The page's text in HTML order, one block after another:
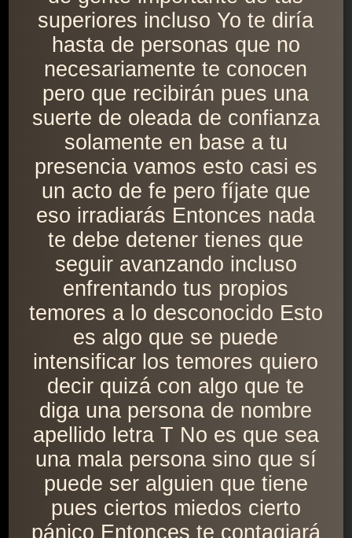
superiores incluso Yo te diría
hasta de personas que no
necesariamente te conocen
pero que recibirán pues una
suerte de oleada de confianza
solamente en base a tu
presencia vamos esto casi es
un acto de fe pero fíjate que
eso irradiarás Entonces nada
te debe detener tienes que
seguir avanzando incluso
enfrentando tus propios
temores a lo desconocido Esto
es algo que se puede
intensificar los temores quiero
decir quizá con algo que te
diga una persona de nombre
apellido letra T No es que sea
una mala persona sino que sí
puede ser alguien que tiene
pues ciertos miedos cierto
pánico Entonces te contagiará